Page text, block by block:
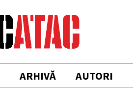
ARHIVĂ AUTORI